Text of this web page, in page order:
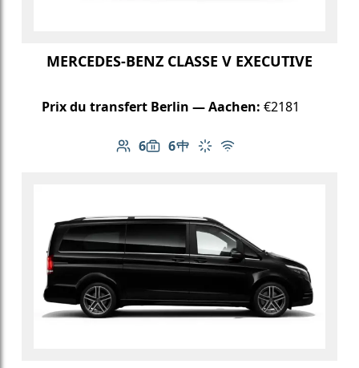
MERCEDES-BENZ CLASSE V EXECUTIVE
Prix du transfert Berlin — Aachen: €2181
6
Nombre de passagers: 6
6
Capacité des bagages: 6
Table dans le véhicule
Climatisation
Wi-Fi gratuit